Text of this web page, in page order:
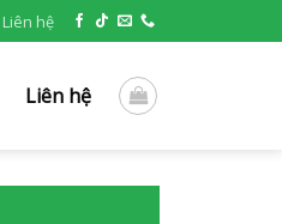
Liên hệ
Liên hệ